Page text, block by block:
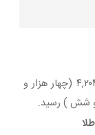
هر اونس طلا امروز با افزایش ۰.۰۴ درصدی، از ۴,۲۰۴ (چهار هزار و